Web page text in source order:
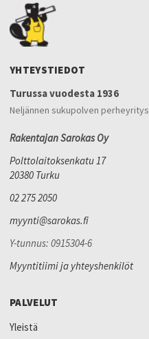
YHTEYSTIEDOT
Turussa vuodesta 1936
Neljännen sukupolven perheyritys
Rakentajan Sarokas Oy
Polttolaitoksenkatu 17
20380 Turku
02 275 2050
myynti@sarokas.fi
Y-tunnus: 0915304-6
Myyntitiimi ja yhteyshenkilöt
PALVELUT
Yleistä